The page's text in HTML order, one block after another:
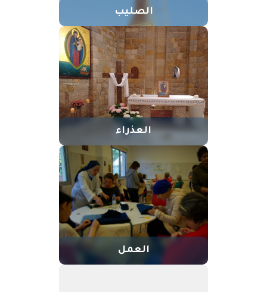
الصليب
العذراء
العمل